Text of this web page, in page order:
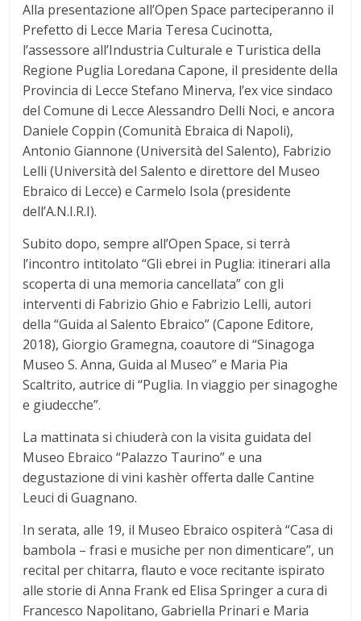
Alla presentazione all’Open Space parteciperanno il
Prefetto di Lecce Maria Teresa Cucinotta,
l’assessore all’Industria Culturale e Turistica della
Regione Puglia Loredana Capone, il presidente della
Provincia di Lecce Stefano Minerva, l’ex vice sindaco
del Comune di Lecce Alessandro Delli Noci, e ancora
Daniele Coppin (Comunità Ebraica di Napoli),
Antonio Giannone (Università del Salento), Fabrizio
Lelli (Università del Salento e direttore del Museo
Ebraico di Lecce) e Carmelo Isola (presidente
dell’A.N.I.R.I).
Subito dopo, sempre all’Open Space, si terrà
l’incontro intitolato “Gli ebrei in Puglia: itinerari alla
scoperta di una memoria cancellata” con gli
interventi di Fabrizio Ghio e Fabrizio Lelli, autori
della “Guida al Salento Ebraico” (Capone Editore,
2018), Giorgio Gramegna, coautore di “Sinagoga
Museo S. Anna, Guida al Museo” e Maria Pia
Scaltrito, autrice di “Puglia. In viaggio per sinagoghe
e giudecche”.
La mattinata si chiuderà con la visita guidata del
Museo Ebraico “Palazzo Taurino” e una
degustazione di vini kashèr offerta dalle Cantine
Leuci di Guagnano.
In serata, alle 19, il Museo Ebraico ospiterà “Casa di
bambola – frasi e musiche per non dimenticare”, un
recital per chitarra, flauto e voce recitante ispirato
alle storie di Anna Frank ed Elisa Springer a cura di
Francesco Napolitano, Gabriella Prinari e Maria